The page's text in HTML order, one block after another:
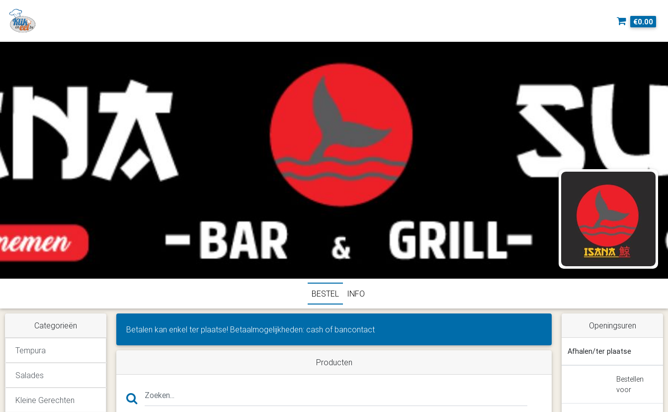
€0.00
BESTEL INFO
Categorieën
Tempura
Salades
Kleine Gerechten
Betalen kan enkel ter plaatse! Betaalmogelijkheden: cash of bancontact
Producten
Openingsuren
Afhalen/ter plaatse
Bestellen
voor